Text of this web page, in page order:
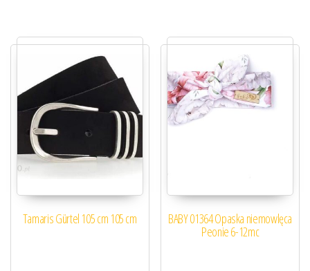
Tamaris Gürtel 105 cm 105 cm BABY 01364 Opaska niemowlęca
Peonie 6-12mc